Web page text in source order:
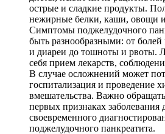
острые и сладкие продукты.
нежирные белки, каши, овощи
Симптомы поджелудочного
быть разнообразными: от
и диареи до тошноты и рвоты.
себя прием лекарств,
В случае осложнений может
госпитализация и проведение
вмешательства. Важно
первых признаках заболевания
своевременного
поджелудочного панкреатита.